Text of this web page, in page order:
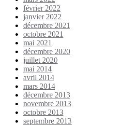
février 2022
janvier 2022
décembre 2021
octobre 2021
mai 2021
décembre 2020
juillet 2020
mai 2014
avril 2014
mars 2014
décembre 2013
novembre 2013
octobre 2013
septembre 2013